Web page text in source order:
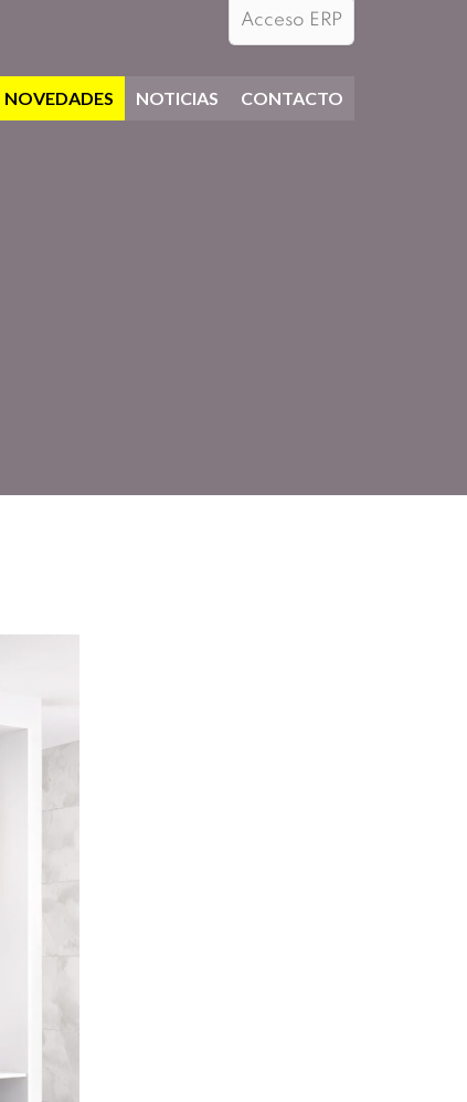
Acceso ERP
NOVEDADES NOTICIAS CONTACTO